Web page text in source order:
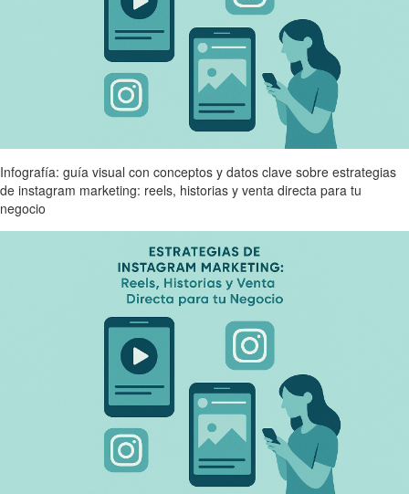
Infografía: guía visual con conceptos y datos clave sobre estrategias
de instagram marketing: reels, historias y venta directa para tu
negocio